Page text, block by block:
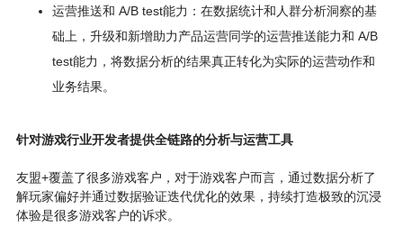
运营推送和 A/B test能力：在数据统计和人群分析洞察的基
础上，升级和新增助力产品运营同学的运营推送能力和 A/B
test能力，将数据分析的结果真正转化为实际的运营动作和
业务结果。
针对游戏行业开发者提供全链路的分析与运营工具
友盟+覆盖了很多游戏客户，对于游戏客户而言，通过数据分析了
解玩家偏好并通过数据验证迭代优化的效果，持续打造极致的沉浸
体验是很多游戏客户的诉求。